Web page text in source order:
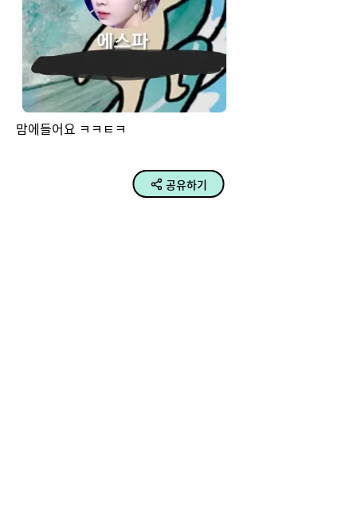
맘에들어요 ㅋㅋㅌㅋ
공유하기